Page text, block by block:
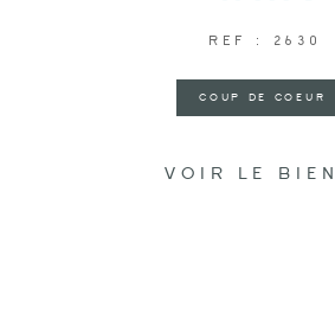
REF : 2630
COUP DE COEUR
VOIR LE BIEN